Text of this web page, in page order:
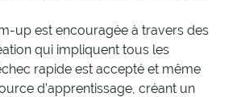
up est encouragée à travers des
qui impliquent tous les
rapide est accepté et même
d’apprentissage, créant un